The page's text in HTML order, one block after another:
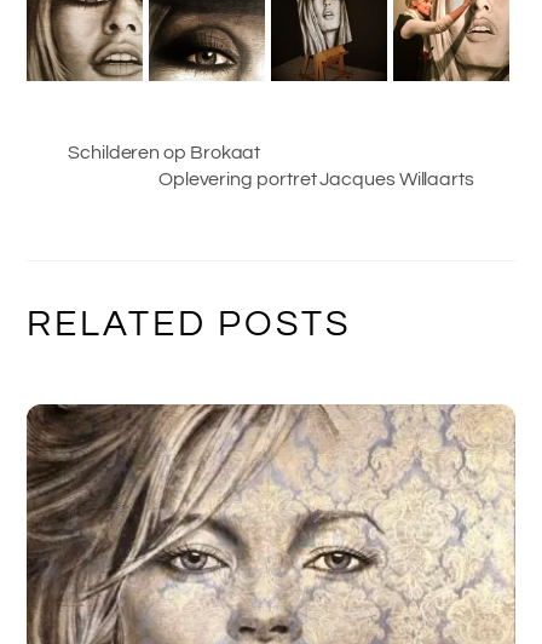
Schilderen op Brokaat
Oplevering portret Jacques Willaarts
RELATED POSTS